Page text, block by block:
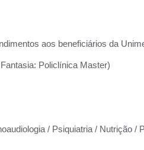
aos beneficiários da
Policlínica Master)
/ Psiquiatria / Nutrição /